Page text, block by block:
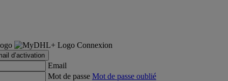
Connexion
d’activation
Email
Mot de passe Mot de passe oublié